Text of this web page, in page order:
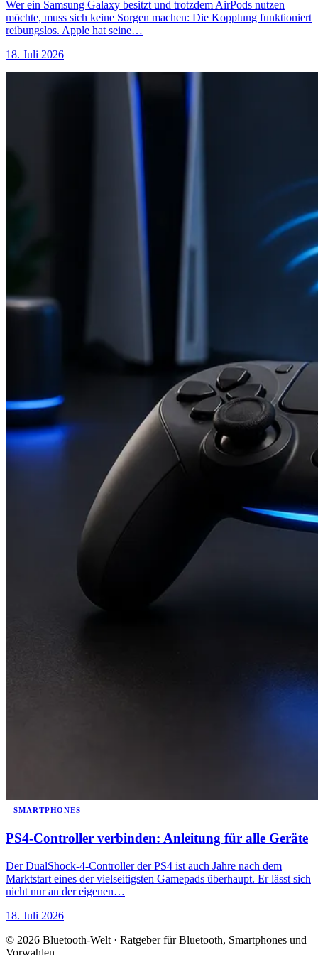
Wer ein Samsung Galaxy besitzt und trotzdem AirPods nutzen
möchte, muss sich keine Sorgen machen: Die Kopplung funktioniert
reibungslos. Apple hat seine…
18. Juli 2026
SMARTPHONES
PS4-Controller verbinden: Anleitung für alle Geräte
Der DualShock-4-Controller der PS4 ist auch Jahre nach dem
Marktstart eines der vielseitigsten Gamepads überhaupt. Er lässt sich
nicht nur an der eigenen…
18. Juli 2026
© 2026 Bluetooth-Welt · Ratgeber für Bluetooth, Smartphones und
Vorwahlen